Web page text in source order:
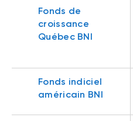
FNB
liquides
Compte Surintérêt
Événements
Webinaires
Énoncé politique de
Fonds de
croissance
Québec BNI
Fonds indiciel
américain BNI